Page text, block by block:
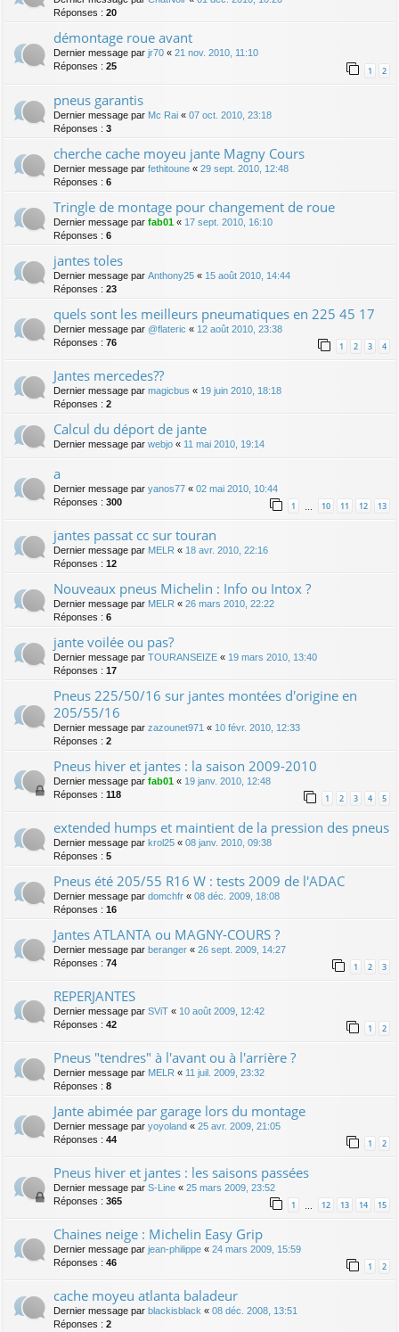
Réponses : 20
démontage roue avant
Dernier message par jr70 « 21 nov. 2010, 11:10
Réponses : 25 1 2
pneus garantis
Dernier message par Mc Rai « 07 oct. 2010, 23:18
Réponses : 3
cherche cache moyeu jante Magny Cours
Dernier message par fethitoune « 29 sept. 2010, 12:48
Réponses : 6
Tringle de montage pour changement de roue
Dernier message par fab01 « 17 sept. 2010, 16:10
Réponses : 6
jantes toles
Dernier message par Anthony25 « 15 août 2010, 14:44
Réponses : 23
quels sont les meilleurs pneumatiques en 225 45 17
Dernier message par @flateric « 12 août 2010, 23:38
Réponses : 76 1 2 3 4
Jantes mercedes??
Dernier message par magicbus « 19 juin 2010, 18:18
Réponses : 2
Calcul du déport de jante
Dernier message par webjo « 11 mai 2010, 19:14
a
Dernier message par yanos77 « 02 mai 2010, 10:44
Réponses : 300 1 10 11 12 13
jantes passat cc sur touran
Dernier message par MELR « 18 avr. 2010, 22:16
Réponses : 12
Nouveaux pneus Michelin : Info ou Intox ?
Dernier message par MELR « 26 mars 2010, 22:22
Réponses : 6
jante voilée ou pas?
Dernier message par TOURANSEIZE « 19 mars 2010, 13:40
Réponses : 17
Pneus 225/50/16 sur jantes montées d'origine en
205/55/16
Dernier message par zazounet971 « 10 févr. 2010, 12:33
Réponses : 2
Pneus hiver et jantes : la saison 2009-2010
Dernier message par fab01 « 19 janv. 2010, 12:48
Réponses : 118 1 2 3 4 5
extended humps et maintient de la pression des pneus
Dernier message par krol25 « 08 janv. 2010, 09:38
Réponses : 5
Pneus été 205/55 R16 W : tests 2009 de l'ADAC
Dernier message par domchfr « 08 déc. 2009, 18:08
Réponses : 16
Jantes ATLANTA ou MAGNY-COURS ?
Dernier message par beranger « 26 sept. 2009, 14:27
Réponses : 74 1 2 3
REPERJANTES
Dernier message par SViT « 10 août 2009, 12:42
Réponses : 42 1 2
Pneus "tendres" à l'avant ou à l'arrière ?
Dernier message par MELR « 11 juil. 2009, 23:32
Réponses : 8
Jante abimée par garage lors du montage
Dernier message par yoyoland « 25 avr. 2009, 21:05
Réponses : 44 1 2
Pneus hiver et jantes : les saisons passées
Dernier message par S-Line « 25 mars 2009, 23:52
Réponses : 365 1 … 12 13 14 15
Chaines neige : Michelin Easy Grip
Dernier message par jean-philippe « 24 mars 2009, 15:59
Réponses : 46 1 2
cache moyeu atlanta baladeur
Dernier message par blackisblack « 08 déc. 2008, 13:51
Réponses : 2